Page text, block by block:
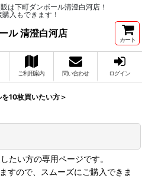
は下町ダンボール清澄白河店！
入もできます！
ル 清澄白河店
カート
ご利用案内 問い合わせ ログイン
10枚買いたい方＞
たい方の専用ページです。
すので、スムーズにご購入できま